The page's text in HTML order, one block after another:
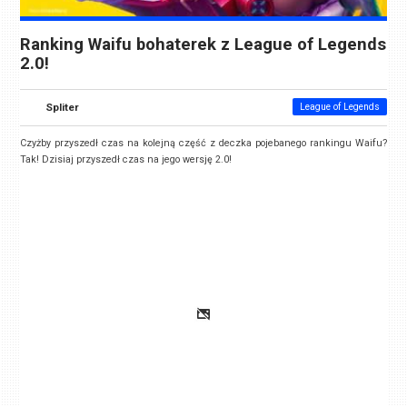
Ranking Waifu bohaterek z League of Legends
2.0!
Spliter League of Legends
Czyżby przyszedł czas na kolejną część z deczka pojebanego rankingu Waifu?
Tak! Dzisiaj przyszedł czas na jego wersję 2.0!